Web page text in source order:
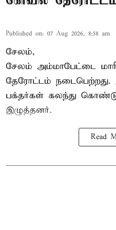
Published on: 07 Aug 2026, 8:58 am
சேலம்,
சேலம் அம்மாபேட்டை
தேரோட்டம் நடைபெற்றது.
பக்தர்கள் கலந்து கொண்டு
இழுத்தனர்.
Read